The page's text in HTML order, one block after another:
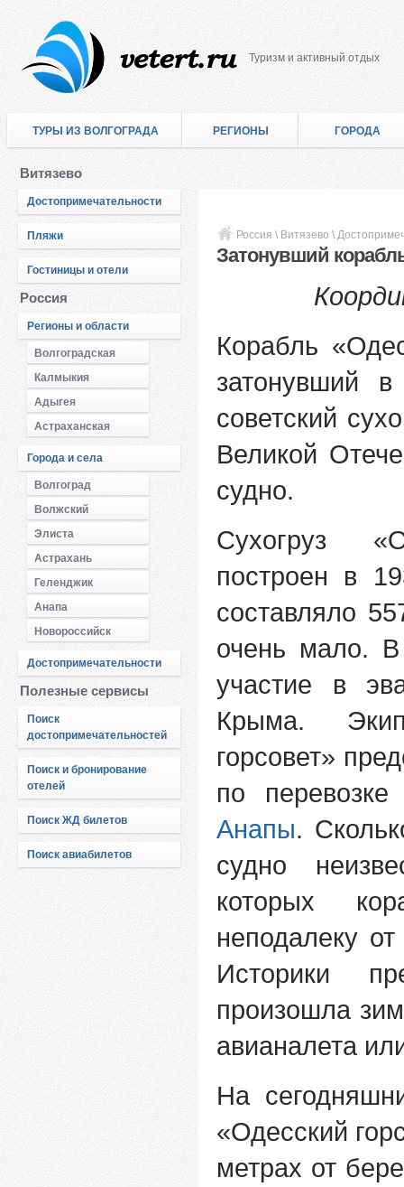
Туризм и активный отдых
ТУРЫ ИЗ ВОЛГОГРАДА РЕГИОНЫ ГОРОДА
Витязево
Достопримечательности
Пляжи
Гостиницы и отели
Россия
Регионы и области
Волгоградская
Калмыкия
Адыгея
Астраханская
Города и села
Волгоград
Волжский
Элиста
Астрахань
Геленджик
Анапа
Новороссийск
Достопримечательности
Полезные сервисы
Поиск
достопримечательностей
Поиск и бронирование
отелей
Поиск ЖД билетов
Поиск авиабилетов
Россия \ Витязево \
Затонувший
Корабль
затонувший в
советский
Великой
судно.
Сухогруз
построен в
составляло
очень мало.
участие в
Крыма.
горсовет»
по
Анапы.
судно
которых
неподалеку
Историки
произошла
авианалета
На
«Одесский
метрах от